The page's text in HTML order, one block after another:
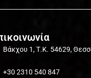
Βάκχου 1, Τ.Κ. 54629,
+30 2310 540 847